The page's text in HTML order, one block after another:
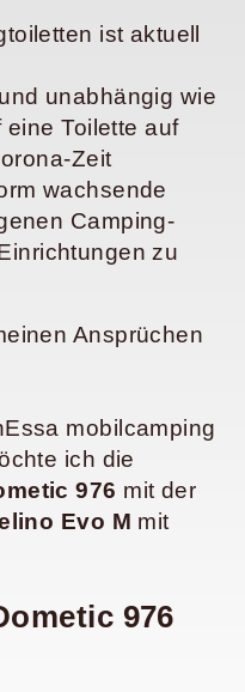
ist aktuell
unabhängig wie
Toilette auf
Zeit
wachsende
Camping-
zu
Ansprüchen
mobilcamping
ich die
976 mit der
Evo M mit
976